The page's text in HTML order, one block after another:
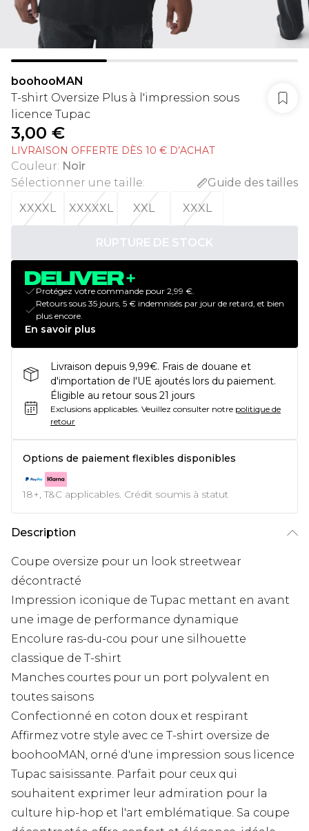
boohooMAN
T-shirt Oversize Plus à l'impression sous
licence Tupac
3,00 €
LIVRAISON OFFERTE DÈS 10 € D’ACHAT
Couleur: Noir
Sélectionner une taille:
Guide des tailles
XXXXL
XXXXXL XXL XXXL
RUPTURE DE STOCK
Protégez votre commande pour 2,99 €.
Retours sous 35 jours, 5 € indemnisés par jour de retard, et bien
plus encore.
En savoir plus
Livraison depuis 9,99€. Frais de douane et
d'importation de l'UE ajoutés lors du paiement.
Éligible au retour sous 21 jours
Exclusions applicables. Veuillez consulter notre politique de
retour
Options de paiement flexibles disponibles
18+, T&C applicables. Crédit soumis à statut
Description
Coupe oversize pour un look streetwear
décontracté
Impression iconique de Tupac mettant en avant
une image de performance dynamique
Encolure ras-du-cou pour une silhouette
classique de T-shirt
Manches courtes pour un port polyvalent en
toutes saisons
Confectionné en coton doux et respirant
Affirmez votre style avec ce T-shirt oversize de
boohooMAN, orné d'une impression sous licence
Tupac saisissante. Parfait pour ceux qui
souhaitent exprimer leur admiration pour la
culture hip-hop et l'art emblématique. Sa coupe